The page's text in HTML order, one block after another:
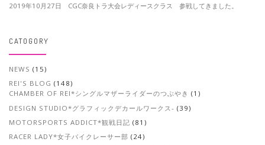
2019年10月27日 CGC奈良トラ大会レディースクラス 参戦してきました。
CATOGORY
NEWS (15)
REI'S BLOG (148)
CHAMBER OF REI*シングルマザーライダーのつぶやき (1)
DESIGN STUDIO*グラフィックデカールワークス- (39)
MOTORSPORTS ADDICT*観戦日記 (81)
RACER LADY*女子バイクレーサー部 (24)